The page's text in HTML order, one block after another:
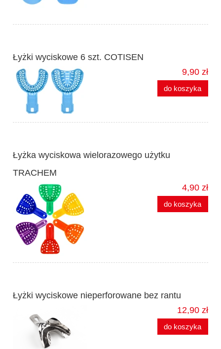
Łyżki wyciskowe 6 szt. COTISEN
9,90 zł
do koszyka
Łyżka wyciskowa wielorazowego użytku
TRACHEM
4,90 zł
do koszyka
Łyżki wyciskowe nieperforowane bez rantu
12,90 zł
do koszyka